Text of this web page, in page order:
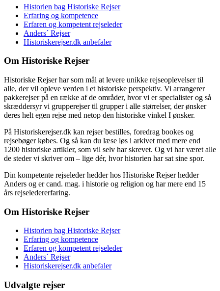
Historien bag Historiske Rejser
Erfaring og kompetence
Erfaren og kompetent rejseleder
Anders´ Rejser
Historiskerejser.dk anbefaler
Om Historiske Rejser
Historiske Rejser har som mål at levere unikke rejseoplevelser til
alle, der vil opleve verden i et historiske perspektiv. Vi arrangerer
pakkerejser på en række af de områder, hvor vi er specialister og så
skræddersyr vi grupperejser til grupper i alle størrelser, der ønsker
deres helt egen rejse med netop den historiske vinkel I ønsker.
På Historiskerejser.dk kan rejser bestilles, foredrag bookes og
rejsebøger købes. Og så kan du læse løs i arkivet med mere end
1200 historiske artikler, som vil selv har skrevet. Og vi har været alle
de steder vi skriver om – lige dér, hvor historien har sat sine spor.
Din kompetente rejseleder hedder hos Historiske Rejser hedder
Anders og er cand. mag. i historie og religion og har mere end 15
års rejseledererfaring.
Om Historiske Rejser
Historien bag Historiske Rejser
Erfaring og kompetence
Erfaren og kompetent rejseleder
Anders´ Rejser
Historiskerejser.dk anbefaler
Udvalgte rejser